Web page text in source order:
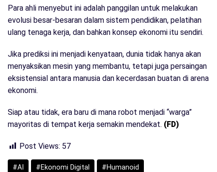
Para ahli menyebut ini adalah panggilan untuk melakukan
evolusi besar-besaran dalam sistem pendidikan, pelatihan
ulang tenaga kerja, dan bahkan konsep ekonomi itu sendiri.
Jika prediksi ini menjadi kenyataan, dunia tidak hanya akan
menyaksikan mesin yang membantu, tetapi juga persaingan
eksistensial antara manusia dan kecerdasan buatan di arena
ekonomi.
Siap atau tidak, era baru di mana robot menjadi “warga”
mayoritas di tempat kerja semakin mendekat. (FD)
Post Views: 57
#AI #Ekonomi Digital #Humanoid